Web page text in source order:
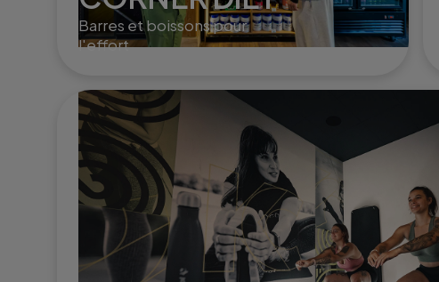
Barres et boissons pour
l'effort